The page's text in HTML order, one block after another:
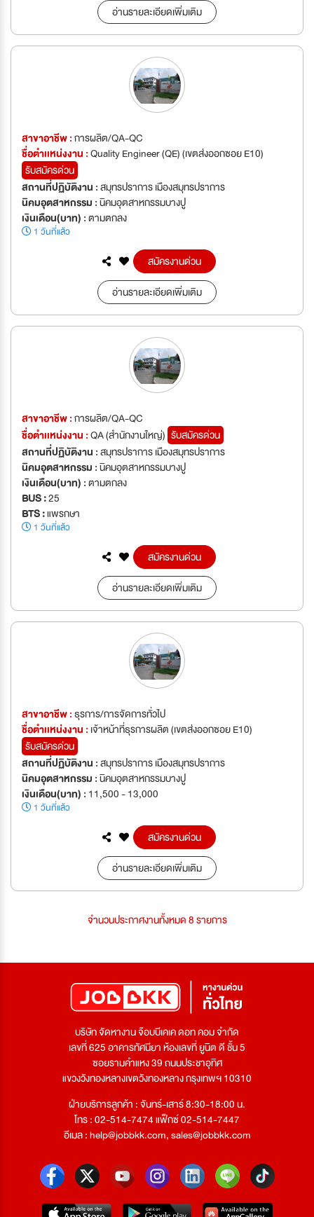
อ่านรายละเอียดเพิ่มเติม
สาขาอาชีพ :การผลิต/QA-QC
ชื่อตำเเหน่งงาน :Quality Engineer (QE) (เขตส่งออกซอย E10)
รับสมัครด่วน
สถานที่ปฏิบัติงาน :สมุทรปราการ เมืองสมุทรปราการ
นิคมอุตสาหกรรม :นิคมอุตสาหกรรมบางปู
เงินเดือน(บาท) :ตามตกลง
1 วันที่แล้ว
สมัครงานด่วน
อ่านรายละเอียดเพิ่มเติม
สาขาอาชีพ :การผลิต/QA-QC
ชื่อตำเเหน่งงาน :QA (สำนักงานใหญ่) รับสมัครด่วน
สถานที่ปฏิบัติงาน :สมุทรปราการ เมืองสมุทรปราการ
นิคมอุตสาหกรรม :นิคมอุตสาหกรรมบางปู
เงินเดือน(บาท) :ตามตกลง
BUS :25
BTS :แพรกษา
1 วันที่แล้ว
สมัครงานด่วน
อ่านรายละเอียดเพิ่มเติม
สาขาอาชีพ :ธุรการ/การจัดการทั่วไป
ชื่อตำเเหน่งงาน : เจ้าหน้าที่ธุรการผลิต (เขตส่งออกซอย E10)
รับสมัครด่วน
สถานที่ปฏิบัติงาน :สมุทรปราการ เมืองสมุทรปราการ
นิคมอุตสาหกรรม :นิคมอุตสาหกรรมบางปู
เงินเดือน(บาท) : 11,500 - 13,000
1 วันที่แล้ว
สมัครงานด่วน
อ่านรายละเอียดเพิ่มเติม
จำนวนประกาศงานทั้งหมด 8 รายการ
บริษัท จัดหางาน จ๊อบบีเคเค ดอท คอม จำกัด
เลขที่ 625 อาคารทัศนียา ห้องเลขที่ ยูนิต ดี ชั้น 5
ซอยรามคำแหง 39 ถนนประชาอุทิศ
แขวงวังทองหลางเขตวังทองหลาง กรุงเทพฯ 10310
ฝ่ายบริการลูกค้า : จันทร์-เสาร์ 8:30-18:00 น.
โทร : 02-514-7474 แฟ็กซ์ 02-514-7447
อีเมล :help@jobbkk.com,sales@jobbkk.com